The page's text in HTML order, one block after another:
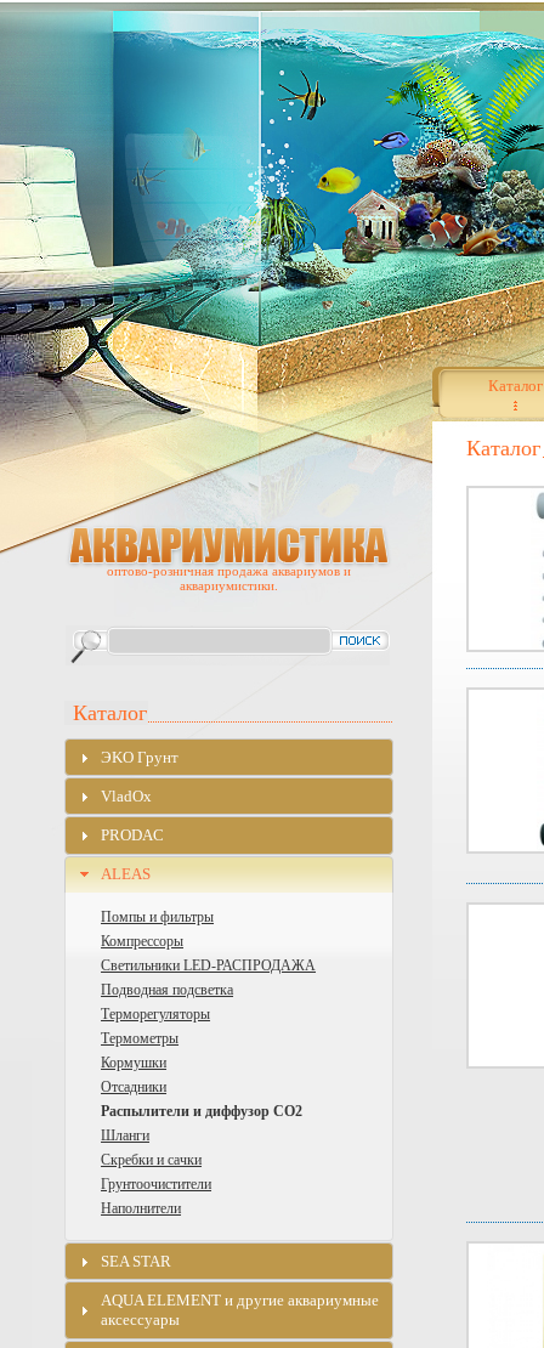
Каталог
Каталог
оптово-розничная продажа аквариумов и
аквариумистики.
Каталог
ЭKO Грунт
VladOx
PRODAC
ALEAS
Помпы и фильтры
Компрессоры
Cветильники LED-РАСПРОДАЖА
Подводная подсветка
Терморегуляторы
Термометры
Кормушки
Отсадники
Распылители и диффузор CO2
Шланги
Скребки и сачки
Грунтоочистители
Наполнители
SEA STAR
AQUA ELEMENT и другие аквариумные
аксессуары